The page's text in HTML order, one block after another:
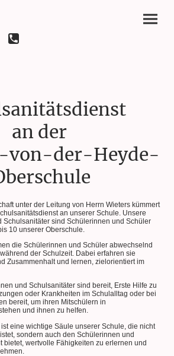
an der
von-der-Heyde-
unter der Leitung von Herrn Wieters kümmert
an unserer Schule. Unsere
Schulsanitäter sind Schülerinnen und Schüler
10 unserer Oberschule.
die Schülerinnen und Schüler abwechselnd
der Schulzeit. Dabei erfahren sie
Zusammenhalt und lernen, zielorientiert im
und Schulsanitäter sind bereit, Erste Hilfe zu
oder Krankheiten im Schulalltag oder bei
bereit, um ihren Mitschülern in
und ihnen zu helfen.
eine wichtige Säule unserer Schule, die nicht
sondern auch den Schülerinnen und
bietet, wertvolle Fähigkeiten zu erlernen und